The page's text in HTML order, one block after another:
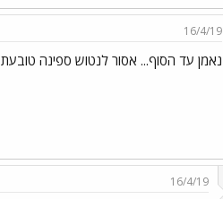
16/4/19
נאמן עד הסוף... אסור לנטוש ספינה טובעת
16/4/19